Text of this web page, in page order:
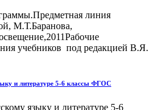
линия
М.Т.Баранова,
учебников под редакцией В.Я.
и литературе 5-6 классы ФГОС
языку и литературе 5-6